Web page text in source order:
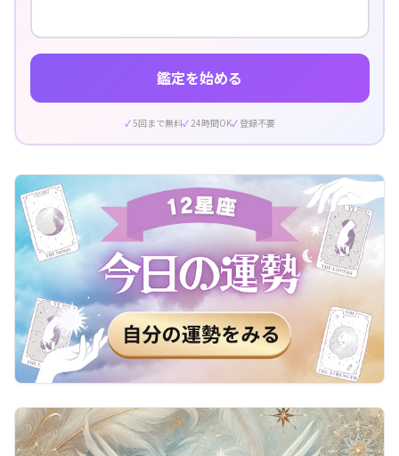
鑑定を始める
5回まで無料 24時間OK 登録不要